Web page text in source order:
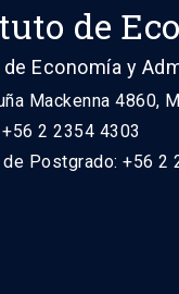
de
Economía y
Mackenna 4860,
2 2354 4303
Postgrado: +56 2